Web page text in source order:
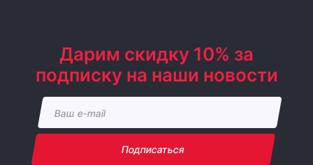
Дарим скидку 10% за
подписку на наши новости
Подписаться